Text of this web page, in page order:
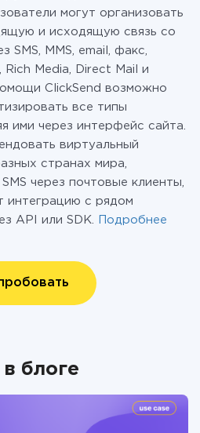
могут организовать
и исходящую связь со
SMS, MMS, email, факс,
Media, Direct Mail и
ClickSend возможно
все типы
ими через интерфейс сайта.
виртуальный
странах мира,
через почтовые клиенты,
интеграцию с рядом
API или SDK.
Подробнее
блоге